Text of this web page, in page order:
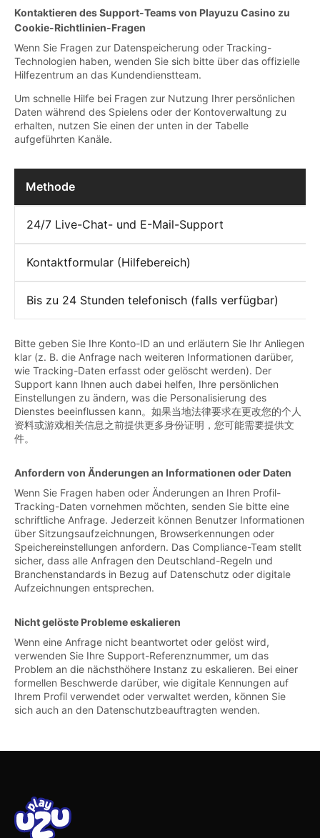
Kontaktieren des Support-Teams von Playuzu Casino zu
Cookie-Richtlinien-Fragen
Wenn Sie Fragen zur Datenspeicherung oder Tracking-
Technologien haben, wenden Sie sich bitte über das offizielle
Hilfezentrum an das Kundendienstteam.
Um schnelle Hilfe bei Fragen zur Nutzung Ihrer persönlichen
Daten während des Spielens oder der Kontoverwaltung zu
erhalten, nutzen Sie einen der unten in der Tabelle
aufgeführten Kanäle.
Methode
24/7 Live-Chat- und E-Mail-Support
Kontaktformular (Hilfebereich)
Bis zu 24 Stunden telefonisch (falls verfügbar)
Bitte geben Sie Ihre Konto-ID an und erläutern Sie Ihr Anliegen
klar (z. B. die Anfrage nach weiteren Informationen darüber,
wie Tracking-Daten erfasst oder gelöscht werden). Der
Support kann Ihnen auch dabei helfen, Ihre persönlichen
Einstellungen zu ändern, was die Personalisierung des
Dienstes beeinflussen kann。如果当地法律要求在更改您的个人
资料或游戏相关信息之前提供更多身份证明，您可能需要提供文
件。
Anfordern von Änderungen an Informationen oder Daten
Wenn Sie Fragen haben oder Änderungen an Ihren Profil-
Tracking-Daten vornehmen möchten, senden Sie bitte eine
schriftliche Anfrage. Jederzeit können Benutzer Informationen
über Sitzungsaufzeichnungen, Browserkennungen oder
Speichereinstellungen anfordern. Das Compliance-Team stellt
sicher, dass alle Anfragen den Deutschland-Regeln und
Branchenstandards in Bezug auf Datenschutz oder digitale
Aufzeichnungen entsprechen.
Nicht gelöste Probleme eskalieren
Wenn eine Anfrage nicht beantwortet oder gelöst wird,
verwenden Sie Ihre Support-Referenznummer, um das
Problem an die nächsthöhere Instanz zu eskalieren. Bei einer
formellen Beschwerde darüber, wie digitale Kennungen auf
Ihrem Profil verwendet oder verwaltet werden, können Sie
sich auch an den Datenschutzbeauftragten wenden.